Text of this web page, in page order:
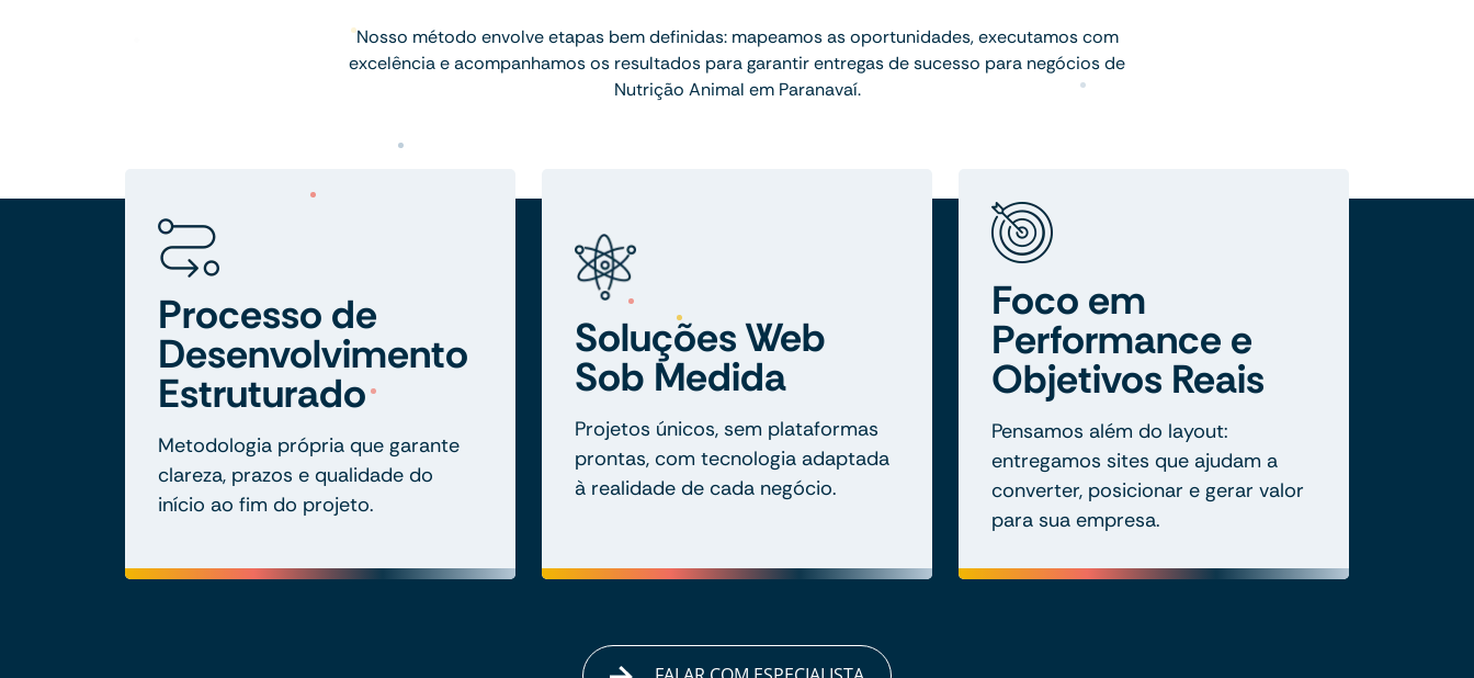
Nosso método envolve etapas bem definidas: mapeamos as oportunidades, executamos com
excelência e acompanhamos os resultados para garantir entregas de sucesso para negócios de
Nutrição Animal em Paranavaí.
Processo de
Desenvolvimento
Estruturado
Metodologia própria que garante
clareza, prazos e qualidade do
início ao fim do projeto.
Soluções Web
Sob Medida
Projetos únicos, sem plataformas
prontas, com tecnologia adaptada
à realidade de cada negócio.
Foco em
Performance e
Objetivos Reais
Pensamos além do layout:
entregamos sites que ajudam a
converter, posicionar e gerar valor
para sua empresa.